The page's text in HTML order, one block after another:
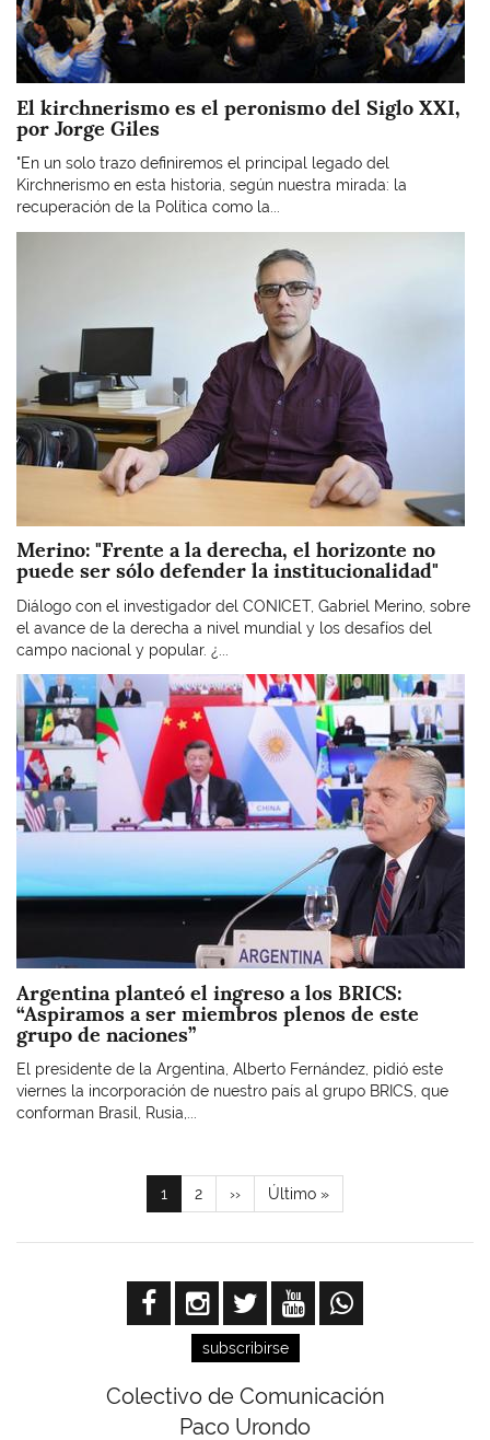
El kirchnerismo es el peronismo del Siglo XXI,
por Jorge Giles
"En un solo trazo definiremos el principal legado del
Kirchnerismo en esta historia, según nuestra mirada: la
recuperación de la Política como la...
Merino: "Frente a la derecha, el horizonte no
puede ser sólo defender la institucionalidad"
Diálogo con el investigador del CONICET, Gabriel Merino, sobre
el avance de la derecha a nivel mundial y los desafíos del
campo nacional y popular. ¿...
Imagen
Argentina planteó el ingreso a los BRICS:
“Aspiramos a ser miembros plenos de este
grupo de naciones”
El presidente de la Argentina, Alberto Fernández, pidió este
viernes la incorporación de nuestro país al grupo BRICS, que
conforman Brasil, Rusia,...
Página
actual
1 Page
2
Siguiente
página
››
Última
página
Último »
subscribirse
Colectivo de Comunicación
Paco Urondo